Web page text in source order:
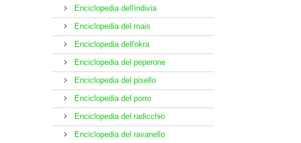
Enciclopedia dell'indivia
Enciclopedia del mais
Enciclopedia dell'okra
Enciclopedia del peperone
Enciclopedia del pisello
Enciclopedia del porro
Enciclopedia del radicchio
Enciclopedia del ravanello